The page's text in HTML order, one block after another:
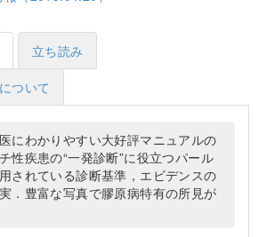
立ち読み
ついて
にわかりやすい大好評マニュアルの
性疾患の“一発診断”に役立つパール
されている診断基準，エビデンスの
．豊富な写真で膠原病特有の所見が